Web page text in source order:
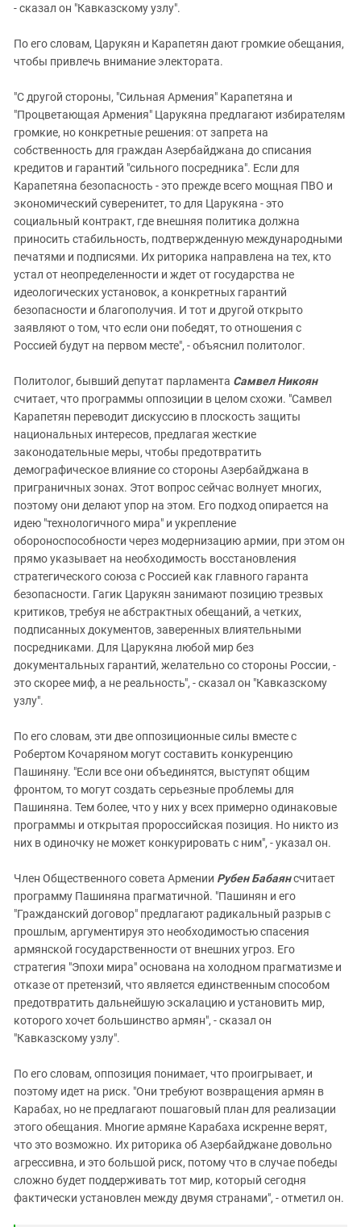
- сказал он "Кавказскому узлу".
По его словам, Царукян и Карапетян дают громкие обещания,
чтобы привлечь внимание электората.
"С другой стороны, "Сильная Армения" Карапетяна и
"Процветающая Армения" Царукяна предлагают избирателям
громкие, но конкретные решения: от запрета на
собственность для граждан Азербайджана до списания
кредитов и гарантий "сильного посредника". Если для
Карапетяна безопасность - это прежде всего мощная ПВО и
экономический суверенитет, то для Царукяна - это
социальный контракт, где внешняя политика должна
приносить стабильность, подтвержденную международными
печатями и подписями. Их риторика направлена на тех, кто
устал от неопределенности и ждет от государства не
идеологических установок, а конкретных гарантий
безопасности и благополучия. И тот и другой открыто
заявляют о том, что если они победят, то отношения с
Россией будут на первом месте", - объяснил политолог.
Политолог, бывший депутат парламента Самвел Никоян
считает, что программы оппозиции в целом схожи. "Самвел
Карапетян переводит дискуссию в плоскость защиты
национальных интересов, предлагая жесткие
законодательные меры, чтобы предотвратить
демографическое влияние со стороны Азербайджана в
приграничных зонах. Этот вопрос сейчас волнует многих,
поэтому они делают упор на этом. Его подход опирается на
идею "технологичного мира" и укрепление
обороноспособности через модернизацию армии, при этом он
прямо указывает на необходимость восстановления
стратегического союза с Россией как главного гаранта
безопасности. Гагик Царукян занимают позицию трезвых
критиков, требуя не абстрактных обещаний, а четких,
подписанных документов, заверенных влиятельными
посредниками. Для Царукяна любой мир без
документальных гарантий, желательно со стороны России, -
это скорее миф, а не реальность", - сказал он "Кавказскому
узлу".
По его словам, эти две оппозиционные силы вместе с
Робертом Кочаряном могут составить конкуренцию
Пашиняну. "Если все они объединятся, выступят общим
фронтом, то могут создать серьезные проблемы для
Пашиняна. Тем более, что у них у всех примерно одинаковые
программы и открытая пророссийская позиция. Но никто из
них в одиночку не может конкурировать с ним", - указал он.
Член Общественного совета Армении Рубен Бабаянсчитает
программу Пашиняна прагматичной. "Пашинян и его
"Гражданский договор" предлагают радикальный разрыв с
прошлым, аргументируя это необходимостью спасения
армянской государственности от внешних угроз. Его
стратегия "Эпохи мира" основана на холодном прагматизме и
отказе от претензий, что является единственным способом
предотвратить дальнейшую эскалацию и установить мир,
которого хочет большинство армян", - сказал он
"Кавказскому узлу".
По его словам, оппозиция понимает, что проигрывает, и
поэтому идет на риск. "Они требуют возвращения армян в
Карабах, но не предлагают пошаговый план для реализации
этого обещания. Многие армяне Карабаха искренне верят,
что это возможно. Их риторика об Азербайджане довольно
агрессивна, и это большой риск, потому что в случае победы
сложно будет поддерживать тот мир, который сегодня
фактически установлен между двумя странами", - отметил он.